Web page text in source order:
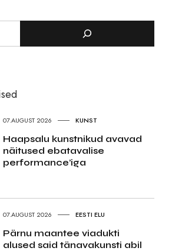
07.AUGUST 2026 KUNST
Haapsalu kunstnikud avavad
näitused ebatavalise
performance’iga
07.AUGUST 2026 EESTI ELU
Pärnu maantee viadukti
alused said tänavakunsti abil